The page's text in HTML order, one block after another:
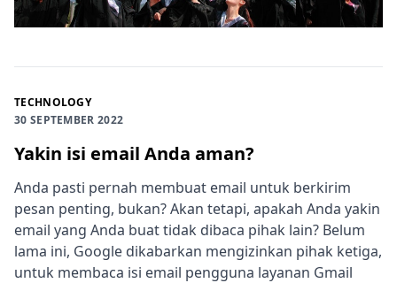
TECHNOLOGY
30 SEPTEMBER 2022
Yakin isi email Anda aman?
Anda pasti pernah membuat email untuk berkirim
pesan penting, bukan? Akan tetapi, apakah Anda yakin
email yang Anda buat tidak dibaca pihak lain? Belum
lama ini, Google dikabarkan mengizinkan pihak ketiga,
untuk membaca isi email pengguna layanan Gmail